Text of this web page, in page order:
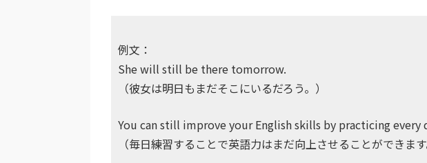
例文：
She will still be there tomorrow.
（彼女は明日もまだそこにいるだろう。）
You can still improve your English skills by practicing every
（毎日練習することで英語力はまだ向上させることができます